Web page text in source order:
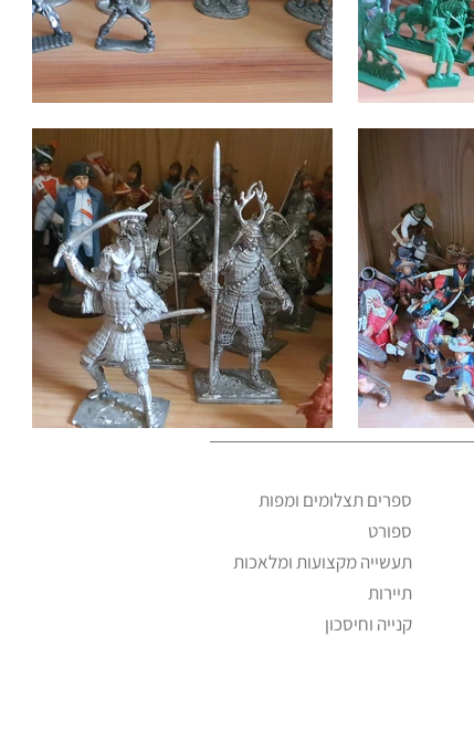
ספרים תצלומים ומפות
ספורט
תעשייה מקצועות ומלאכות
תיירות
קנייה וחיסכון